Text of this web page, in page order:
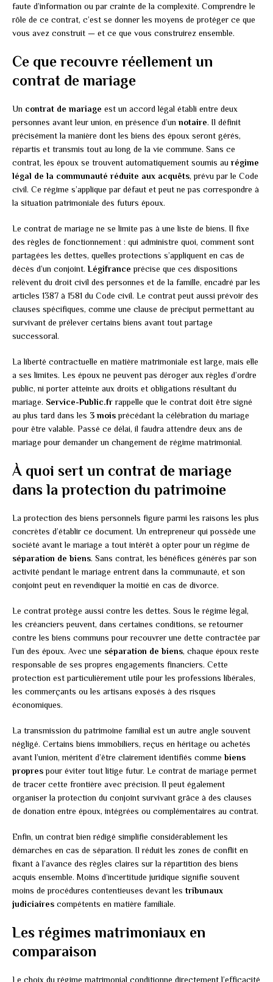
faute d’information ou par crainte de la complexité. Comprendre le
rôle de ce contrat, c’est se donner les moyens de protéger ce que
vous avez construit — et ce que vous construirez ensemble.
Ce que recouvre réellement un
contrat de mariage
Un contrat de mariage est un accord légal établi entre deux
personnes avant leur union, en présence d’un notaire. Il définit
précisément la manière dont les biens des époux seront gérés,
répartis et transmis tout au long de la vie commune. Sans ce
contrat, les époux se trouvent automatiquement soumis au régime
légal de la communauté réduite aux acquêts, prévu par le Code
civil. Ce régime s’applique par défaut et peut ne pas correspondre à
la situation patrimoniale des futurs époux.
Le contrat de mariage ne se limite pas à une liste de biens. Il fixe
des règles de fonctionnement : qui administre quoi, comment sont
partagées les dettes, quelles protections s’appliquent en cas de
décès d’un conjoint.Légifrance précise que ces dispositions
relèvent du droit civil des personnes et de la famille, encadré par les
articles 1387 à 1581 du Code civil. Le contrat peut aussi prévoir des
clauses spécifiques, comme une clause de préciput permettant au
survivant de prélever certains biens avant tout partage
successoral.
La liberté contractuelle en matière matrimoniale est large, mais elle
a ses limites. Les époux ne peuvent pas déroger aux règles d’ordre
public, ni porter atteinte aux droits et obligations résultant du
mariage. Service-Public.frrappelle que le contrat doit être signé
au plus tard dans les 3 moisprécédant la célébration du mariage
pour être valable. Passé ce délai, il faudra attendre deux ans de
mariage pour demander un changement de régime matrimonial.
À quoi sert un contrat de mariage
dans la protection du patrimoine
La protection des biens personnels figure parmi les raisons les plus
concrètes d’établir ce document. Un entrepreneur qui possède une
société avant le mariage a tout intérêt à opter pour un régime de
séparation de biens. Sans contrat, les bénéfices générés par son
activité pendant le mariage entrent dans la communauté, et son
conjoint peut en revendiquer la moitié en cas de divorce.
Le contrat protège aussi contre les dettes. Sous le régime légal,
les créanciers peuvent, dans certaines conditions, se retourner
contre les biens communs pour recouvrer une dette contractée par
l’un des époux. Avec une séparation de biens, chaque époux reste
responsable de ses propres engagements financiers. Cette
protection est particulièrement utile pour les professions libérales,
les commerçants ou les artisans exposés à des risques
économiques.
La transmission du patrimoine familial est un autre angle souvent
négligé. Certains biens immobiliers, reçus en héritage ou achetés
avant l’union, méritent d’être clairement identifiés commebiens
proprespour éviter tout litige futur. Le contrat de mariage permet
de tracer cette frontière avec précision. Il peut également
organiser la protection du conjoint survivant grâce à des clauses
de donation entre époux, intégrées ou complémentaires au contrat.
Enfin, un contrat bien rédigé simplifie considérablement les
démarches en cas de séparation. Il réduit les zones de conflit en
fixant à l’avance des règles claires sur la répartition des biens
acquis ensemble. Moins d’incertitude juridique signifie souvent
moins de procédures contentieuses devant les tribunaux
judiciaires compétents en matière familiale.
Les régimes matrimoniaux en
comparaison
Le choix du régime matrimonial conditionne directement l’efficacité